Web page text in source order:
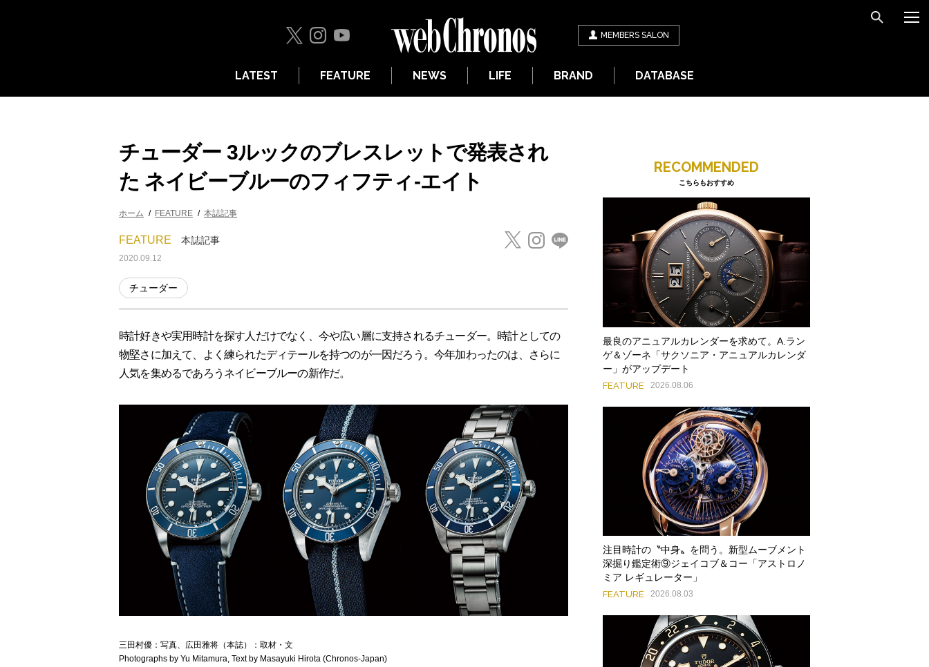
MEMBERS SALON
LATEST FEATURE NEWS LIFE BRAND DATABASE
チューダー 3ルックのブレスレットで発表され
た ネイビーブルーのフィフティ-エイト
ホーム FEATURE 本誌記事
FEATURE 本誌記事
2020.09.12
チューダー
時計好きや実用時計を探す人だけでなく、今や広い層に支持されるチューダー。時計としての
物堅さに加えて、よく練られたディテールを持つのが一因だろう。今年加わったのは、さらに
人気を集めるであろうネイビーブルーの新作だ。
三田村優：写真、広田雅将（本誌）：取材・文
Photographs by Yu Mitamura, Text by Masayuki Hirota (Chronos-Japan)
RECOMMENDED
こちらもおすすめ
最良のアニュアルカレンダーを求めて。A.ラン
ゲ＆ゾーネ「サクソニア・アニュアルカレンダ
ー」がアップデート
FEATURE 2026.08.06
注目時計の〝中身〟を問う。新型ムーブメント
深掘り鑑定術⑨ジェイコブ＆コー「アストロノ
ミア レギュレーター」
FEATURE 2026.08.03